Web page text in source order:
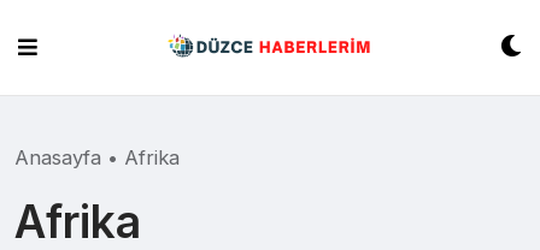
content
Anasayfa • Afrika
Afrika